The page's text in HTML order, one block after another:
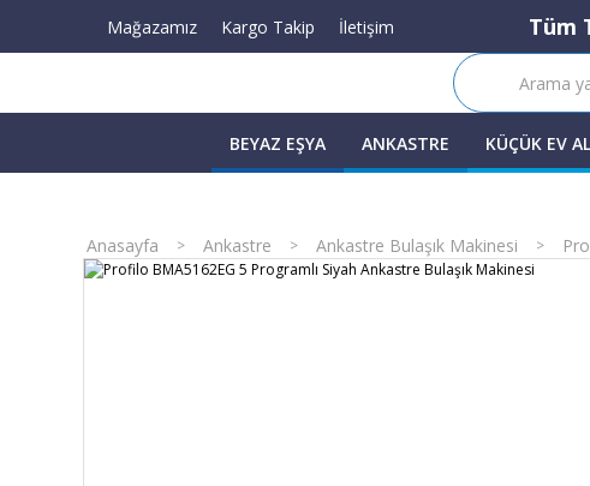
Mağazamız Kargo Takip İletişim Tüm
BEYAZ EŞYA ANKASTRE KÜÇÜK EV
Anasayfa Ankastre Ankastre Bulaşık Makinesi